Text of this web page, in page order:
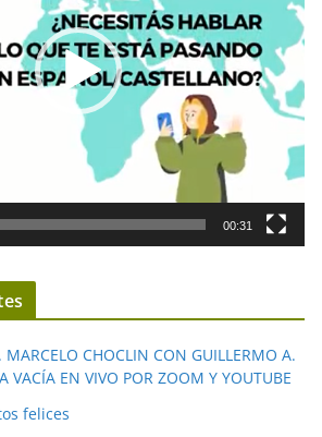
00:31
CHOCLIN CON GUILLERMO A.
VACÍA EN VIVO POR ZOOM Y YOUTUBE
felices